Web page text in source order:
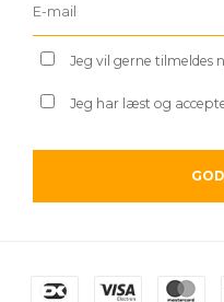
Jeg vil gerne tilmeldes
Jeg har læst og